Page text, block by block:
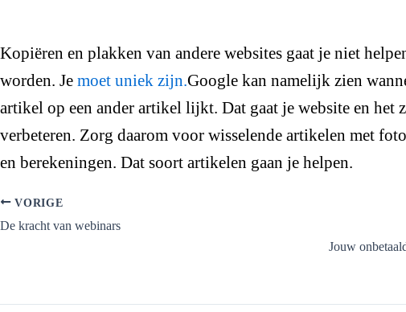
Kopiëren en plakken van andere websites gaat je niet
worden. Je moet uniek zijn.Google kan namelijk zien
artikel op een ander artikel lijkt. Dat gaat je website en het
verbeteren. Zorg daarom voor wisselende artikelen met
en berekeningen. Dat soort artikelen gaan je helpen.
VORIGE
De kracht van webinars
Jouw